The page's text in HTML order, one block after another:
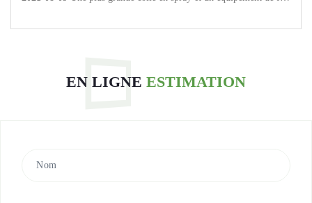
EN LIGNE ESTIMATION